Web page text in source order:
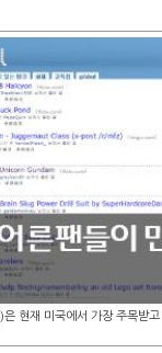
현재 미국에서 가장 주목받